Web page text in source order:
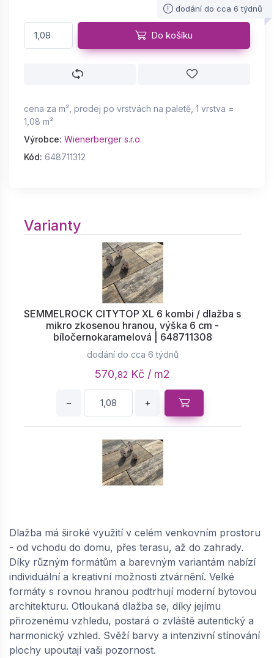
dodání do cca 6 týdnů
Do košíku
cena za m², prodej po vrstvách na paletě, 1 vrstva =
1,08 m²
Výrobce: Wienerberger s.r.o.
Kód: 648711312
Varianty
SEMMELROCK CITYTOP XL 6 kombi / dlažba s
mikro zkosenou hranou, výška 6 cm -
bíločernokaramelová | 648711308
dodání do cca 6 týdnů
570,82 Kč / m2
− +
bíločernokaramelová | 648711312
dodání do cca 6 týdnů
598, 05 Kč / m2
− +
Dlažba má široké využití v celém venkovním prostoru
- od vchodu do domu, přes terasu, až do zahrady.
Díky různým formátům a barevným variantám nabízí
individuální a kreativní možnosti ztvárnění. Velké
formáty s rovnou hranou podtrhují moderní bytovou
architekturu. Otloukaná dlažba se, díky jejímu
přirozenému vzhledu, postará o zvláště autentický a
harmonický vzhled. Svěží barvy a intenzivní stínování
plochy upoutají vaši pozornost.